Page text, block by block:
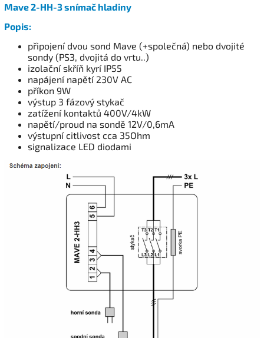
Mave 2-HH-3 snímač hladiny
Popis:
připojení dvou sond Mave (+společná) nebo dvojité
sondy (PS3, dvojitá do vrtu..)
izolační skříň kyrí IP55
napájení napětí 230V AC
příkon 9W
výstup 3 fázový stykač
zatížení kontaktů 400V/4kW
napětí/proud na sondě 12V/0,6mA
výstupní citlivost cca 35Ohm
signalizace LED diodami